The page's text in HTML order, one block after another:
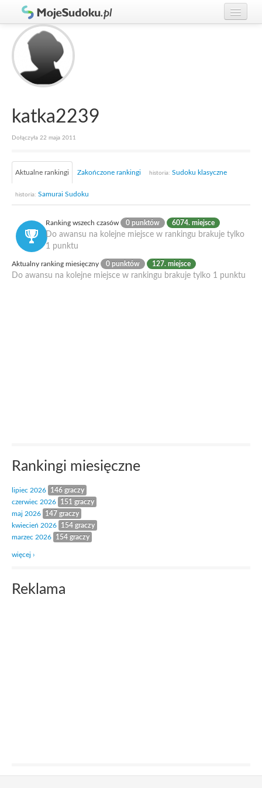
Graj w Sudoku!
Zasady Sudoku
Rankingi
Gracze
katka2239
Dołączyła 22 maja 2011
Aktualne rankingi Zakończone rankingi historia: Sudoku klasyczne
historia: Samurai Sudoku
Ranking wszech czasów 0 punktów 6074. miejsce
Do awansu na kolejne miejsce w rankingu brakuje tylko
1 punktu
Aktualny ranking miesięczny 0 punktów 127. miejsce
Do awansu na kolejne miejsce w rankingu brakuje tylko 1 punktu
Rankingi miesięczne
lipiec 2026
146 graczy
czerwiec 2026
151 graczy
maj 2026
147 graczy
kwiecień 2026
154 graczy
marzec 2026
154 graczy
więcej ›
Reklama